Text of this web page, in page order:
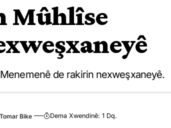
Mûhlîse
de rakirin nexweşxaneyê.
Dema Xwendinê: 1 Dq.